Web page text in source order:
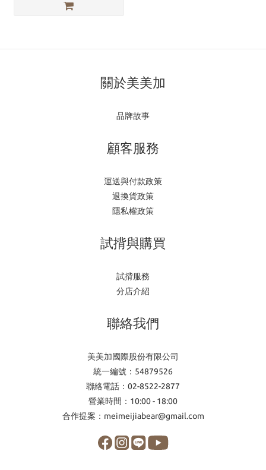
關於美美加
品牌故事
顧客服務
運送與付款政策
退換貨政策
隱私權政策
試揹與購買
試揹服務
分店介紹
聯絡我們
美美加國際股份有限公司
統一編號：54879526
聯絡電話：02-8522-2877
營業時間：10:00 - 18:00
合作提案：meimeijiabear@gmail.com